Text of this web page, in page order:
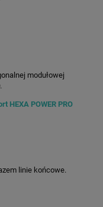
modułowej
HEXA POWER PRO
linie końcowe.